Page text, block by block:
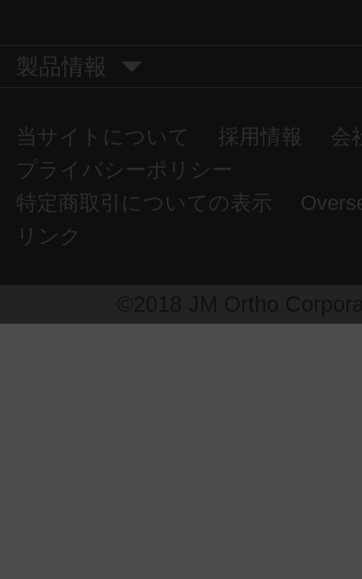
製品情報
当サイトについて 採用情報
会
プライバシーポリシー
特定商取引についての表示
リンク